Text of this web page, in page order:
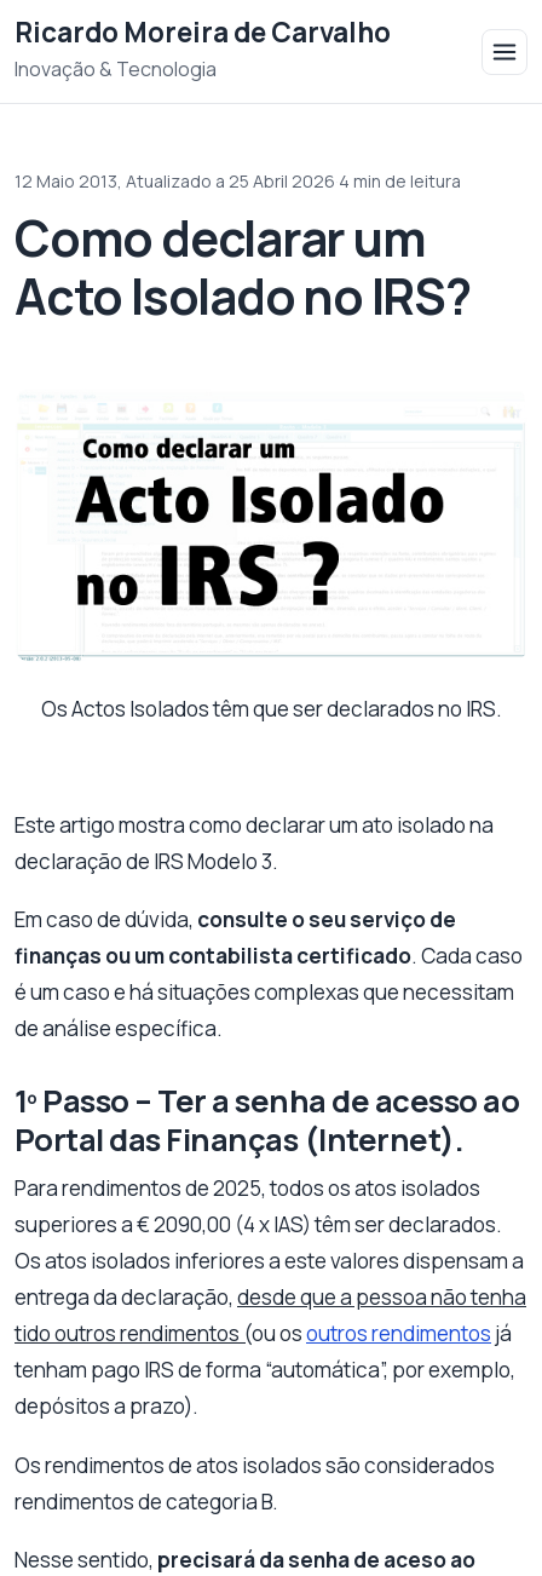
Ricardo Moreira de Carvalho
Inovação & Tecnologia
12 Maio 2013, Atualizado a 25 Abril 2026 4 min de leitura
Como declarar um
Acto Isolado no IRS?
Os Actos Isolados têm que ser declarados no IRS.
Este artigo mostra como declarar um ato isolado na
declaração de IRS Modelo 3.
Em caso de dúvida, consulte o seu serviço de
finanças ou um contabilista certificado. Cada caso
é um caso e há situações complexas que necessitam
de análise específica.
1º Passo – Ter a senha de acesso ao
Portal das Finanças (Internet).
Para rendimentos de 2025, todos os atos isolados
superiores a € 2090,00 (4 x IAS) têm ser declarados.
Os atos isolados inferiores a este valores dispensam a
entrega da declaração, desde que a pessoa não tenha
tido outros rendimentos (ou osoutros rendimentos já
tenham pago IRS de forma “automática”, por exemplo,
depósitos a prazo).
Os rendimentos de atos isolados são considerados
rendimentos de categoria B.
Nesse sentido, precisará da senha de aceso ao